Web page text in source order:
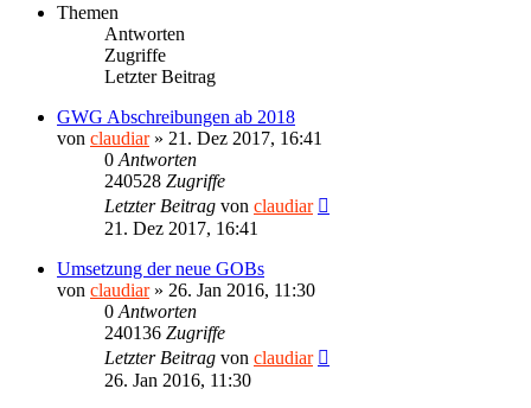
Themen
Antworten
Zugriffe
Letzter Beitrag
GWG Abschreibungen ab 2018
von claudiar» 21. Dez 2017, 16:41
0 Antworten
240528 Zugriffe
Letzter Beitrag von claudiar
21. Dez 2017, 16:41
Umsetzung der neue GOBs
von claudiar» 26. Jan 2016, 11:30
0 Antworten
240136 Zugriffe
Letzter Beitrag von claudiar
26. Jan 2016, 11:30